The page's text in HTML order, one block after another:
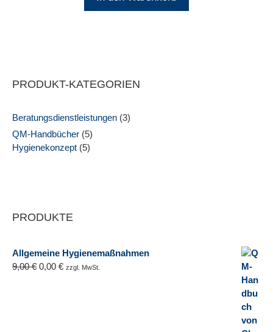
PRODUKT-KATEGORIEN
Beratungsdienstleistungen (3)
QM-Handbücher (5)
Hygienekonzept (5)
PRODUKTE
Allgemeine Hygienemaßnahmen
9,00€ 0,00 € zzgl. MwSt.